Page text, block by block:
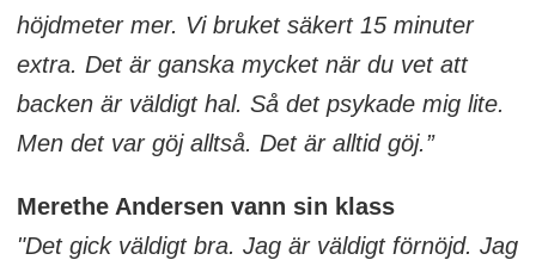
höjdmeter mer. Vi bruket säkert 15 minuter
extra. Det är ganska mycket när du vet att
backen är väldigt hal. Så det psykade mig lite.
Men det var göj alltså. Det är alltid göj.”
Merethe Andersen vann sin klass
"Det gick väldigt bra. Jag är väldigt förnöjd. Jag